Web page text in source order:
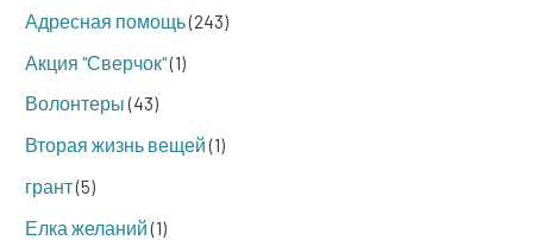
Адресная помощь(243)
Акция "Сверчок"(1)
Волонтеры(43)
Вторая жизнь вещей(1)
грант(5)
Елка желаний(1)